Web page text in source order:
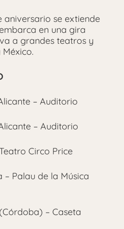
aniversario se extiende
en una gira
a grandes teatros y
– Auditorio
– Auditorio
Circo Price
– Palau de la Música
– Caseta